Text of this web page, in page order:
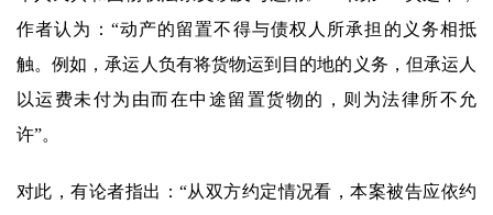
作者认为：“动产的留置不得与债权人所承担的义务相抵
触。例如，承运人负有将货物运到目的地的义务，但承运人
以运费未付为由而在中途留置货物的，则为法律所不允
许”。
对此，有论者指出：“从双方约定情况看，本案被告应依约